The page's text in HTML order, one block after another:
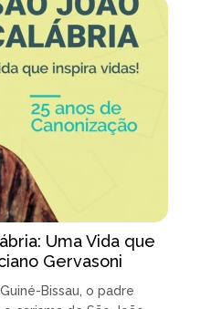
Uma Vida que
Gervasoni
Bissau, o padre